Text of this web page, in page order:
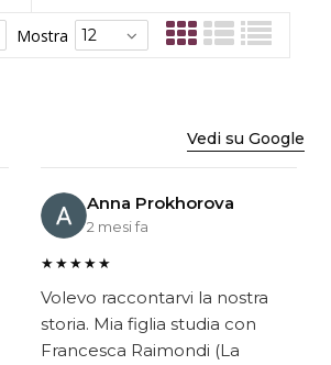
Mostra
Vedi su Google
Anna Prokhorova
2 mesi fa
★★★★★
Volevo raccontarvi la nostra
storia. Mia figlia studia con
Francesca Raimondi (La